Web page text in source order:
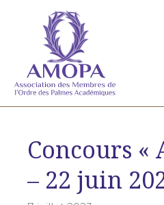
contenu
Concours «
– 22 juin